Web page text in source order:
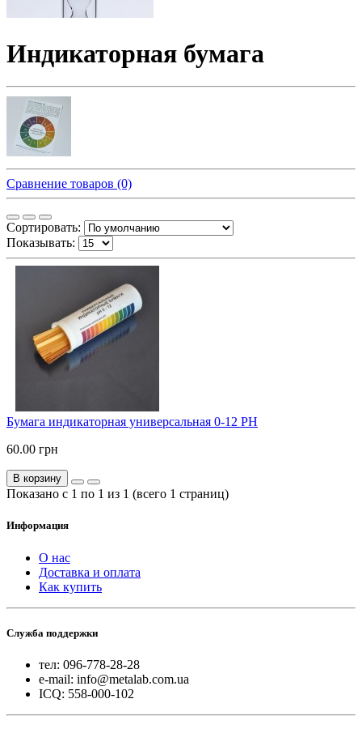
Индикаторная бумага
Сравнение товаров (0)
Сортировать:
Показывать:
Бумага индикаторная универсальная 0-12 PH
60.00 грн
В корзину
Показано с 1 по 1 из 1 (всего 1 страниц)
Информация
О нас
Доставка и оплата
Как купить
Служба поддержки
тел: 096-778-28-28
e-mail: info@metalab.com.ua
ICQ: 558-000-102